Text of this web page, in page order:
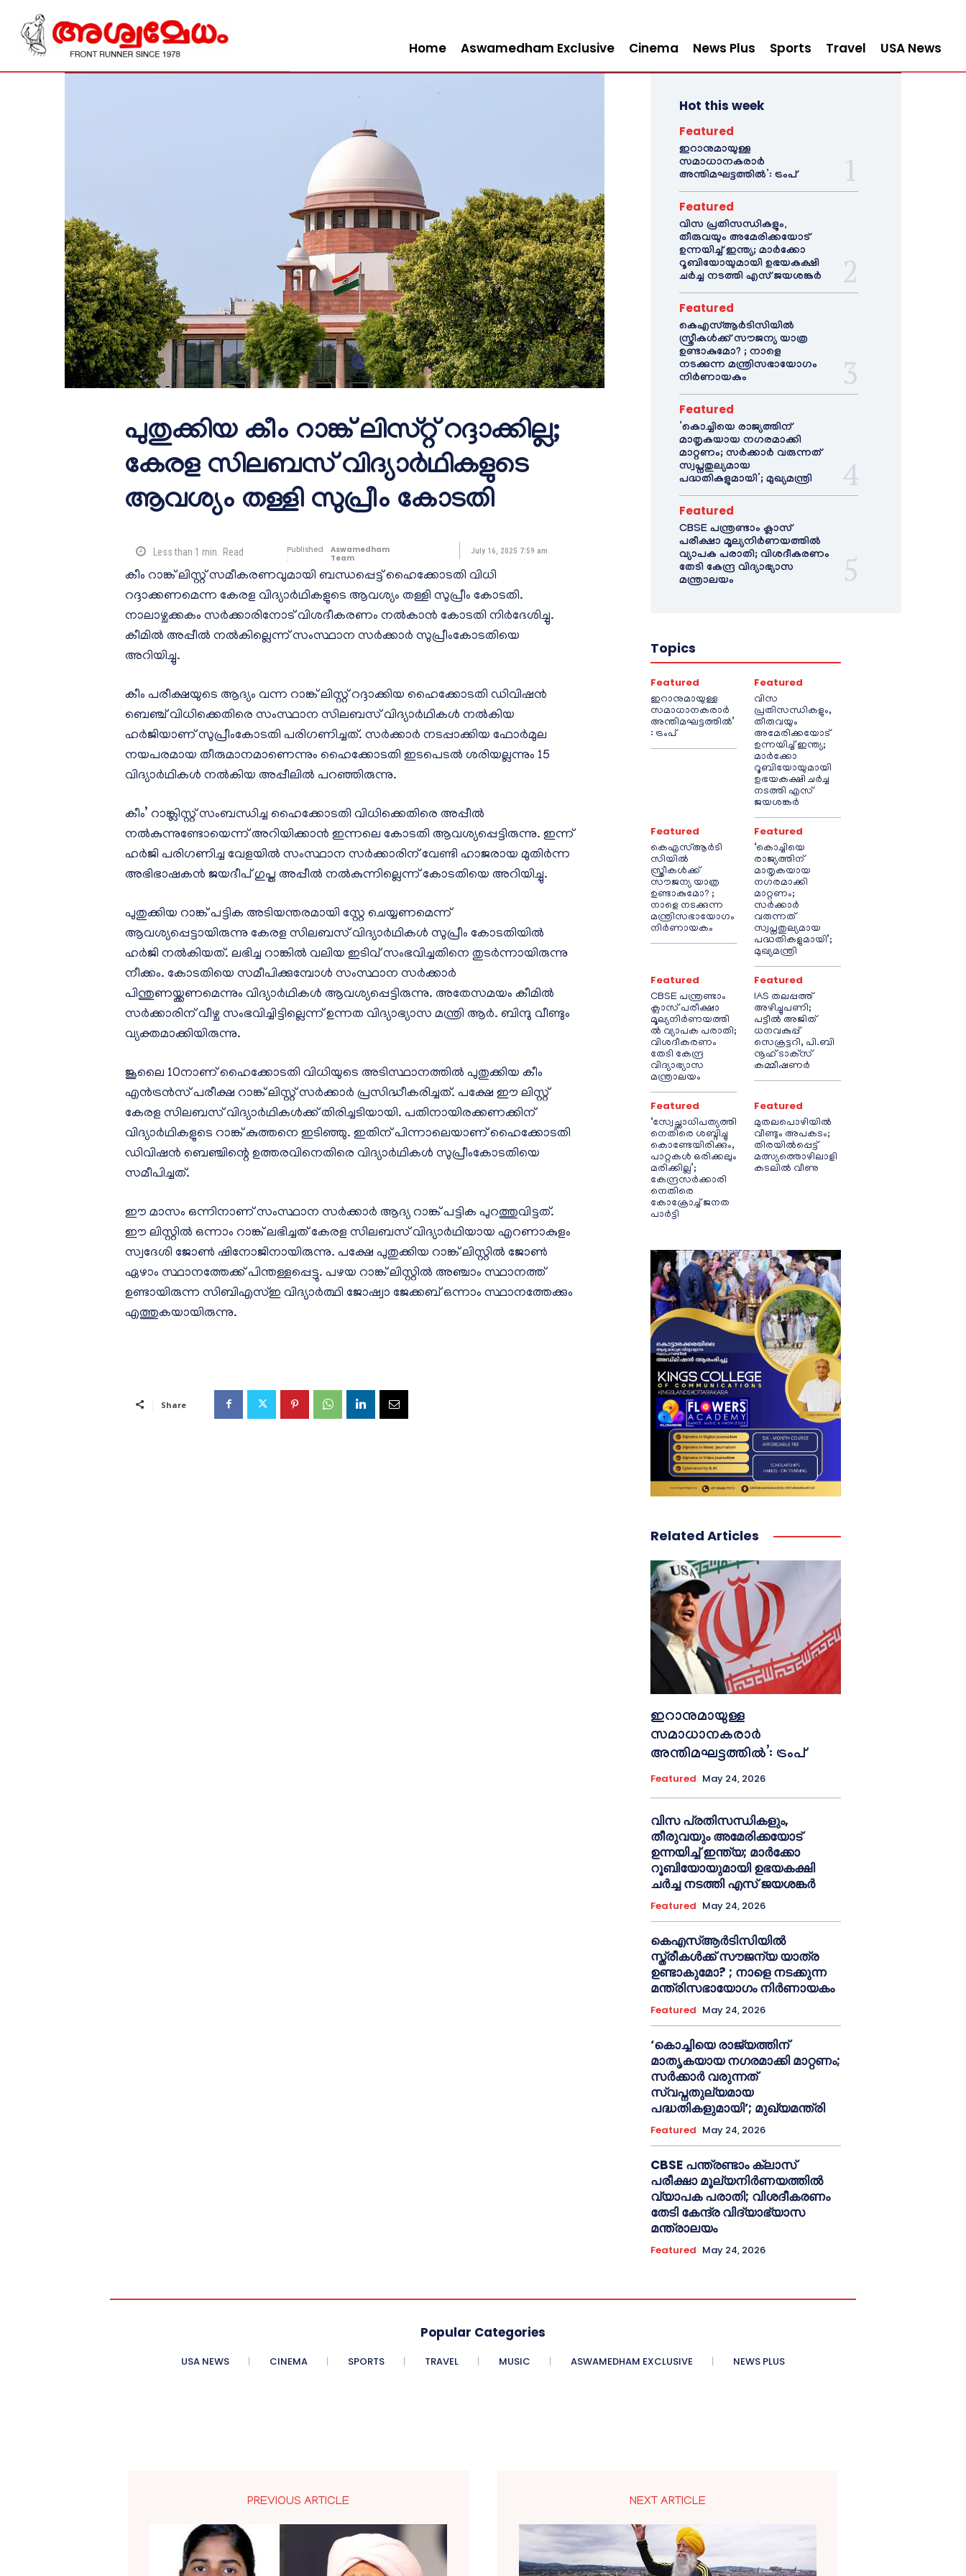
Home Aswamedham Exclusive Cinema News Plus Sports Travel USA News
പുതുക്കിയ കീം റാങ്ക് ലിസ്റ്റ് റദ്ദാക്കില്ല;
കേരള സിലബസ് വിദ്യാര്‍ഥികളുടെ
ആവശ്യം തള്ളി സുപ്രീം കോടതി
Less than 1 min. Read
Published
:
Aswamedham
Team
July 16, 2025 7:59 am
കീം റാങ്ക് ലിസ്റ്റ് സമീകരണവുമായി ബന്ധപ്പെട്ട് ഹൈക്കോടതി വിധി
റദ്ദാക്കണമെന്ന കേരള വിദ്യാര്‍ഥികളുടെ ആവശ്യം തള്ളി സുപ്രീം കോടതി.
നാലാഴ്ചക്കകം സര്‍ക്കാരിനോട് വിശദീകരണം നല്‍കാന്‍ കോടതി നിര്‍ദേശിച്ചു.
കീമില്‍ അപ്പീല്‍ നല്‍കില്ലെന്ന് സംസ്ഥാന സര്‍ക്കാര്‍ സുപ്രീംകോടതിയെ
അറിയിച്ചു.
കീം പരീക്ഷയുടെ ആദ്യം വന്ന റാങ്ക് ലിസ്റ്റ് റദ്ദാക്കിയ ഹൈക്കോടതി ഡിവിഷന്‍
ബെഞ്ച് വിധിക്കെതിരെ സംസ്ഥാന സിലബസ് വിദ്യാര്‍ഥികള്‍ നല്‍കിയ
ഹര്‍ജിയാണ് സുപ്രീംകോടതി പരിഗണിച്ചത്. സര്‍ക്കാര്‍ നടപ്പാക്കിയ ഫോര്‍മുല
നയപരമായ തീരുമാനമാണെന്നും ഹൈക്കോടതി ഇടപെടല്‍ ശരിയല്ലന്നും 15
വിദ്യാര്‍ഥികള്‍ നല്‍കിയ അപ്പീലില്‍ പറഞ്ഞിരുന്നു.
കീം’ റാങ്ക്ലിസ്റ്റ് സംബന്ധിച്ച ഹൈക്കോടതി വിധിക്കെതിരെ അപ്പീല്‍
നല്‍കുന്നുണ്ടോയെന്ന് അറിയിക്കാന്‍ ഇന്നലെ കോടതി ആവശ്യപ്പെട്ടിരുന്നു. ഇന്ന്
ഹര്‍ജി പരിഗണിച്ച വേളയില്‍ സംസ്ഥാന സര്‍ക്കാരിന് വേണ്ടി ഹാജരായ മുതിര്‍ന്ന
അഭിഭാഷകന്‍ ജയദീപ് ഗുപ്ത അപ്പീല്‍ നല്‍കുന്നില്ലെന്ന് കോടതിയെ അറിയിച്ചു.
പുതുക്കിയ റാങ്ക് പട്ടിക അടിയന്തരമായി സ്റ്റേ ചെയ്യണമെന്ന്
ആവശ്യപ്പെട്ടായിരുന്നു കേരള സിലബസ് വിദ്യാര്‍ഥികള്‍ സുപ്രീം കോടതിയില്‍
ഹര്‍ജി നല്‍കിയത്. ലഭിച്ച റാങ്കില്‍ വലിയ ഇടിവ് സംഭവിച്ചതിനെ തുടര്‍ന്നായിരുന്നു
നീക്കം. കോടതിയെ സമീപിക്കുമ്പോള്‍ സംസ്ഥാന സര്‍ക്കാര്‍
പിന്തുണയ്ക്കണമെന്നും വിദ്യാര്‍ഥികള്‍ ആവശ്യപ്പെട്ടിരുന്നു. അതേസമയം കീമില്‍
സര്‍ക്കാരിന് വീഴ്ച സംഭവിച്ചിട്ടില്ലെന്ന് ഉന്നത വിദ്യാഭ്യാസ മന്ത്രി ആര്‍. ബിന്ദു വീണ്ടും
വ്യക്തമാക്കിയിരുന്നു.
ജൂലൈ 10നാണ് ഹൈക്കോടതി വിധിയുടെ അടിസ്ഥാനത്തില്‍ പുതുക്കിയ കീം
എന്‍ട്രന്‍സ് പരീക്ഷ റാങ്ക് ലിസ്റ്റ് സര്‍ക്കാര്‍ പ്രസിദ്ധീകരിച്ചത്. പക്ഷേ ഈ ലിസ്റ്റ്
കേരള സിലബസ് വിദ്യാര്‍ഥികള്‍ക്ക് തിരിച്ചടിയായി. പതിനായിരക്കണക്കിന്
വിദ്യാര്‍ഥികളുടെ റാങ്ക് കുത്തനെ ഇടിഞ്ഞു. ഇതിന് പിന്നാലെയാണ് ഹൈക്കോടതി
ഡിവിഷന്‍ ബെഞ്ചിന്റെ ഉത്തരവിനെതിരെ വിദ്യാര്‍ഥികള്‍ സുപ്രീംകോടതിയെ
സമീപിച്ചത്.
ഈ മാസം ഒന്നിനാണ് സംസ്ഥാന സര്‍ക്കാര്‍ ആദ്യ റാങ്ക് പട്ടിക പുറത്തുവിട്ടത്.
ഈ ലിസ്റ്റില്‍ ഒന്നാം റാങ്ക് ലഭിച്ചത് കേരള സിലബസ് വിദ്യാര്‍ഥിയായ എറണാകുളം
സ്വദേശി ജോണ്‍ ഷിനോജിനായിരുന്നു. പക്ഷേ പുതുക്കിയ റാങ്ക് ലിസ്റ്റില്‍ ജോണ്‍
ഏഴാം സ്ഥാനത്തേക്ക് പിന്തള്ളപ്പെട്ടു. പഴയ റാങ്ക് ലിസ്റ്റില്‍ അഞ്ചാം സ്ഥാനത്ത്
ഉണ്ടായിരുന്ന സിബിഎസ്ഇ വിദ്യാര്‍ത്ഥി ജോഷ്വാ ജേക്കബ് ഒന്നാം സ്ഥാനത്തേക്കും
എത്തുകയായിരുന്നു.
Share
Hot this week
Featured
ഇറാനുമായുള്ള
സമാധാനകരാർ
അന്തിമഘട്ടത്തിൽ‌’: ട്രംപ്
Featured
വിസ പ്രതിസന്ധികളും,
തീരുവയും അമേരിക്കയോട്
ഉന്നയിച്ച് ഇന്ത്യ; മാർക്കോ
റൂബിയോയുമായി ഉഭയകക്ഷി
ചർച്ച നടത്തി എസ് ജയശങ്കർ
Featured
കെഎസ്ആർടിസിയിൽ
സ്ത്രീകൾക്ക് സൗജന്യ യാത്ര
ഉണ്ടാകുമോ? ; നാളെ
നടക്കുന്ന മന്ത്രിസഭായോഗം
നിർണായകം
Featured
‘കൊച്ചിയെ രാജ്യത്തിന്
മാതൃകയായ നഗരമാക്കി
മാറ്റണം; സർക്കാർ വരുന്നത്
സ്വപ്നതുല്യമായ
പദ്ധതികളുമായി’; മുഖ്യമന്ത്രി
Featured
CBSE പന്ത്രണ്ടാം ക്ലാസ്
പരീക്ഷാ മൂല്യനിർണയത്തിൽ
വ്യാപക പരാതി; വിശദീകരണം
തേടി കേന്ദ്ര വിദ്യാഭ്യാസ
മന്ത്രാലയം
Topics
Featured
ഇറാനുമായുള്ള
സമാധാനകരാർ
അന്തിമഘട്ടത്തിൽ‌’
: ട്രംപ്
Featured
വിസ
പ്രതിസന്ധികളും,
തീരുവയും
അമേരിക്കയോട്
ഉന്നയിച്ച് ഇന്ത്യ;
മാർക്കോ
റൂബിയോയുമായി
ഉഭയകക്ഷി ചർച്ച
നടത്തി എസ്
ജയശങ്കർ
Featured
കെഎസ്ആർടി
സിയിൽ
സ്ത്രീകൾക്ക്
സൗജന്യ യാത്ര
ഉണ്ടാകുമോ? ;
നാളെ നടക്കുന്ന
മന്ത്രിസഭായോഗം
നിർണായകം
Featured
‘കൊച്ചിയെ
രാജ്യത്തിന്
മാതൃകയായ
നഗരമാക്കി
മാറ്റണം;
സർക്കാർ
വരുന്നത്
സ്വപ്നതുല്യമായ
പദ്ധതികളുമായി’;
മുഖ്യമന്ത്രി
Featured
CBSE പന്ത്രണ്ടാം
ക്ലാസ് പരീക്ഷാ
മൂല്യനിർണയത്തി
ൽ വ്യാപക പരാതി;
വിശദീകരണം
തേടി കേന്ദ്ര
വിദ്യാഭ്യാസ
മന്ത്രാലയം
Featured
IAS തലപ്പത്ത്
അഴിച്ചുപണി;
പട്ടീല്‍ അജിത്
ധനവകുപ്പ്
സെക്രട്ടറി, പി.ബി
നൂഹ് ടാക്‌സ്
കമ്മീഷണര്‍
Featured
‘സ്വേച്ഛാധിപത്യത്തി
നെതിരെ ശബ്ദിച്ചു
കൊണ്ടേയിരിക്കും,
പാറ്റകൾ ഒരിക്കലും
മരിക്കില്ല’;
കേന്ദ്രസർക്കാരി
നെതിരെ
കോക്രോച്ച് ജനത
പാർട്ടി
Featured
മുതലപൊഴിയിൽ
വീണ്ടും അപകടം;
തിരയിൽപ്പെട്ട്
മത്സ്യത്തൊഴിലാളി
കടലിൽ വീണു
Related Articles
ഇറാനുമായുള്ള
സമാധാനകരാർ
അന്തിമഘട്ടത്തിൽ‌’: ട്രംപ്
Featured May 24, 2026
വിസ പ്രതിസന്ധികളും,
തീരുവയും അമേരിക്കയോട്
ഉന്നയിച്ച് ഇന്ത്യ; മാർക്കോ
റൂബിയോയുമായി ഉഭയകക്ഷി
ചർച്ച നടത്തി എസ് ജയശങ്കർ
Featured May 24, 2026
കെഎസ്ആർടിസിയിൽ
സ്ത്രീകൾക്ക് സൗജന്യ യാത്ര
ഉണ്ടാകുമോ? ; നാളെ നടക്കുന്ന
മന്ത്രിസഭായോഗം നിർണായകം
Featured May 24, 2026
‘കൊച്ചിയെ രാജ്യത്തിന്
മാതൃകയായ നഗരമാക്കി മാറ്റണം;
സർക്കാർ വരുന്നത്
സ്വപ്നതുല്യമായ
പദ്ധതികളുമായി’; മുഖ്യമന്ത്രി
Featured May 24, 2026
CBSE പന്ത്രണ്ടാം ക്ലാസ്
പരീക്ഷാ മൂല്യനിർണയത്തിൽ
വ്യാപക പരാതി; വിശദീകരണം
തേടി കേന്ദ്ര വിദ്യാഭ്യാസ
മന്ത്രാലയം
Featured May 24, 2026
Popular Categories
USA NEWS CINEMA SPORTS TRAVEL MUSIC ASWAMEDHAM EXCLUSIVE NEWS PLUS
PREVIOUS ARTICLE NEXT ARTICLE